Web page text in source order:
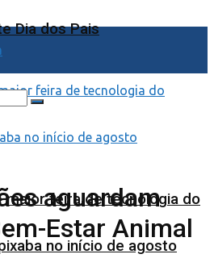
Dia dos Pais
maior feira de tecnologia do
no início de agosto
aguardam
Estar Animal